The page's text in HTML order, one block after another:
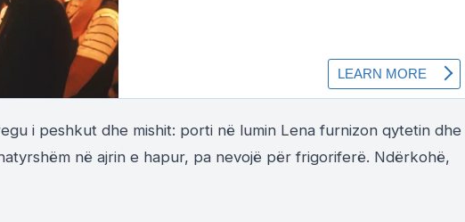
i peshkut dhe mishit: porti në lumin Lena furnizon qytetin dhe
në ajrin e hapur, pa nevojë për frigoriferë. Ndërkohë,